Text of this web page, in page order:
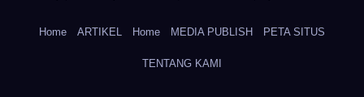
Home ARTIKEL Home MEDIA PUBLISH PETA SITUS
TENTANG KAMI